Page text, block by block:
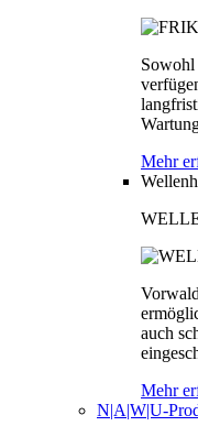
Sowohl
Mehr
auch
Mehr
N|A|W|U-